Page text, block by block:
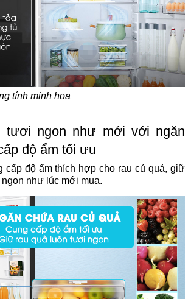
tính minh hoạ
tươi ngon như mới với ngăn
độ ẩm tối ưu
cấp độ ẩm thích hợp cho rau củ quả, giữ
như lúc mới mua.